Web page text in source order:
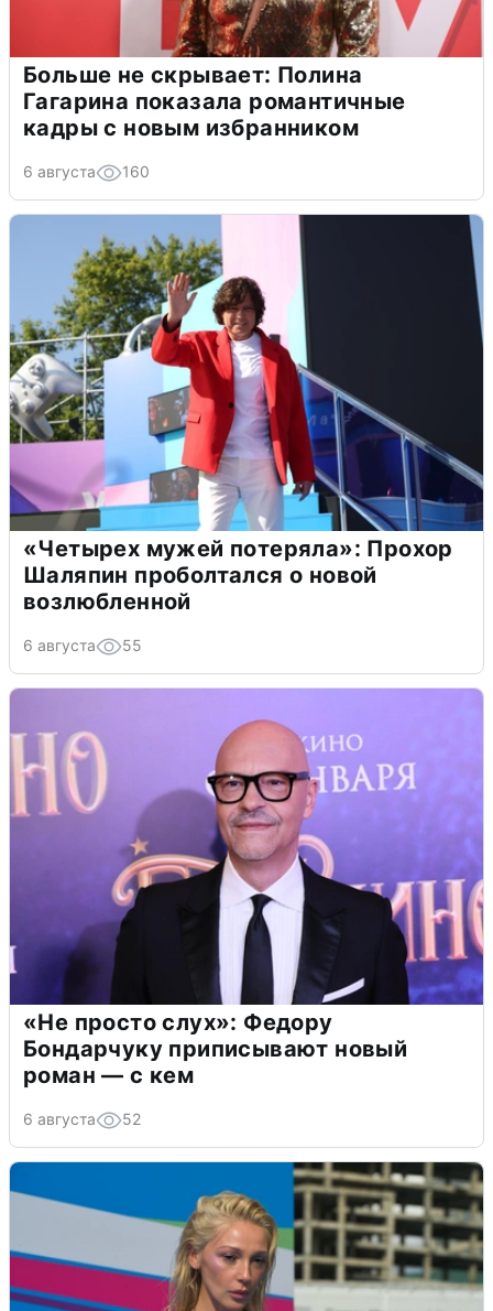
Больше не скрывает: Полина
Гагарина показала романтичные
кадры с новым избранником
6 августа 160
«Четырех мужей потеряла»: Прохор
Шаляпин проболтался о новой
возлюбленной
6 августа 55
«Не просто слух»: Федору
Бондарчуку приписывают новый
роман — с кем
6 августа 52